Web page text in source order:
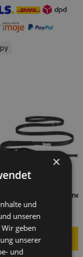
Verstellbare Leine
L Schwarz
€
×
und
unseren
geben
unserer
und